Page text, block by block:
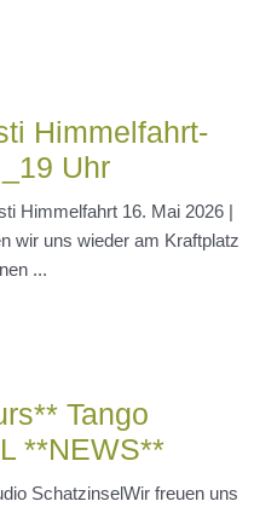
Himmelfahrt-
Uhr
Himmelfahrt 16. Mai 2026 |
wir uns wieder am Kraftplatz
...
Tango
**NEWS**
SchatzinselWir freuen uns